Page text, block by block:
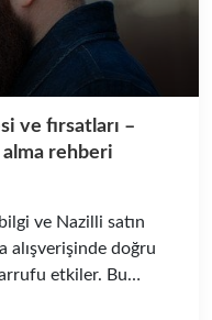
ve fırsatları –
rehberi
ve Nazilli satın
alışverişinde doğru
etkiler. Bu
modellerinin